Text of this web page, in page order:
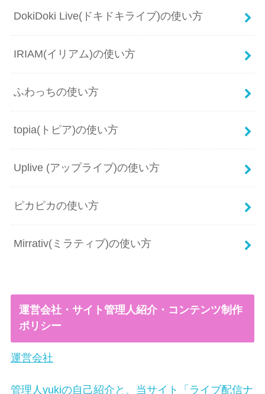
DokiDoki Live(ドキドキライブ)の使い方
IRIAM(イリアム)の使い方
ふわっちの使い方
topia(トピア)の使い方
Uplive (アップライブ)の使い方
ピカピカの使い方
Mirrativ(ミラティブ)の使い方
運営会社・サイト管理人紹介・コンテンツ制作
ポリシー
運営会社
管理人yukiの自己紹介と、当サイト「ライブ配信ナ